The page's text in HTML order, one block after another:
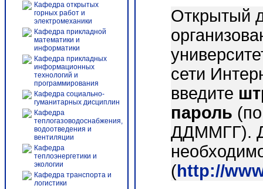
Кафедра открытых
горных работ и
электромеханики
Кафедра прикладной
математики и
информатики
Кафедра прикладных
информационных
технологий и
программирования
Кафедра социально-
гуманитарных дисциплин
Кафедра
теплогазоводоснабжения,
водоотведения и
вентиляции
Кафедра
теплоэнергетики и
экологии
Кафедра транспорта и
логистики
Открытый
сети
введите
пароль
ДДММГГ).
(http://